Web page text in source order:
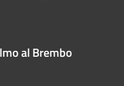
al Brembo